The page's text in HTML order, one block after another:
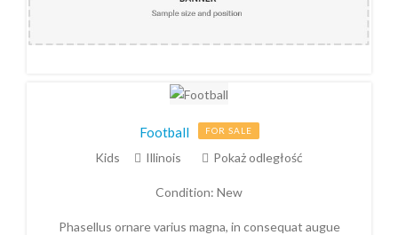
Football FOR SALE
Kids Illinois Pokaż odległość
Condition: New
Phasellus ornare varius magna, in consequat augue